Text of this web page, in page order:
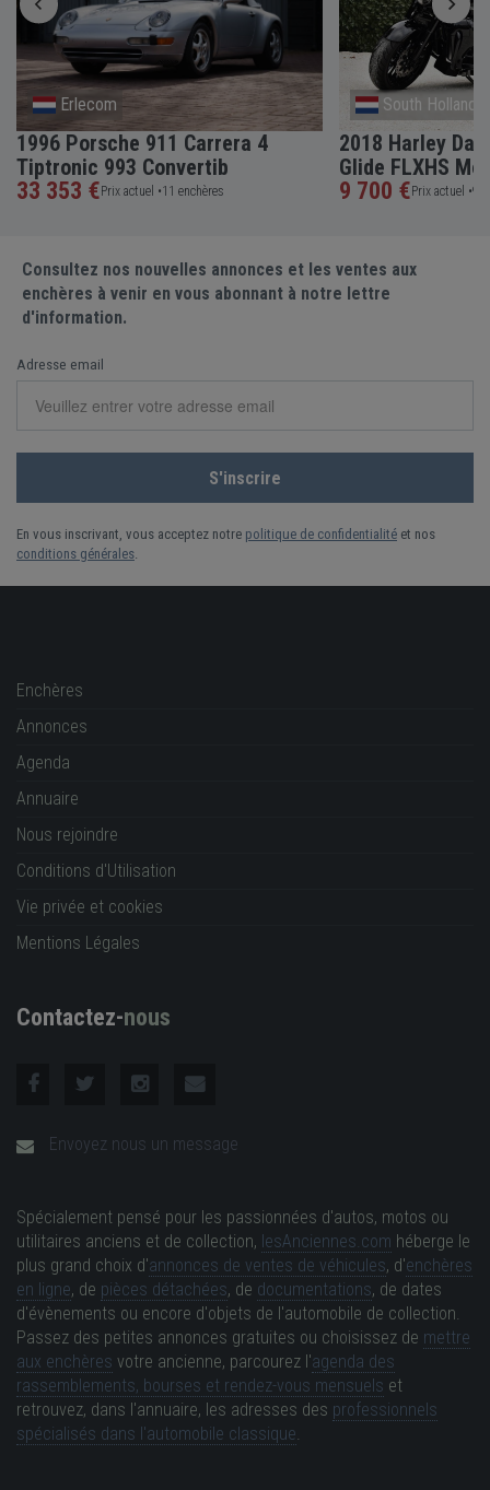
Erlecom
1996 Porsche 911 Carrera 4
Tiptronic 993 Convertib
33 353 € Prix actuel •11 enchères
South Holland
2018 Harley
Glide FLXHS
9 700 € Prix actuel •9
Consultez nos nouvelles annonces et les ventes aux
enchères à venir en vous abonnant à notre lettre
d'information.
Adresse email
En vous inscrivant, vous acceptez notre politique de confidentialité et nos
conditions générales.
Enchères
Annonces
Agenda
Annuaire
Nous rejoindre
Conditions d'Utilisation
Vie privée et cookies
Mentions Légales
Contactez-nous
Envoyez nous un message
Spécialement pensé pour les passionnées d'autos, motos ou
utilitaires anciens et de collection, lesAnciennes.com héberge le
plus grand choix d'annonces de ventes de véhicules, d'enchères
en ligne, de pièces détachées, de documentations, de dates
d'évènements ou encore d'objets de l'automobile de collection.
Passez des petites annonces gratuites ou choisissez de mettre
aux enchères votre ancienne, parcourez l'agenda des
rassemblements, bourses et rendez-vous mensuels et
retrouvez, dans l'annuaire, les adresses des professionnels
spécialisés dans l'automobile classique.